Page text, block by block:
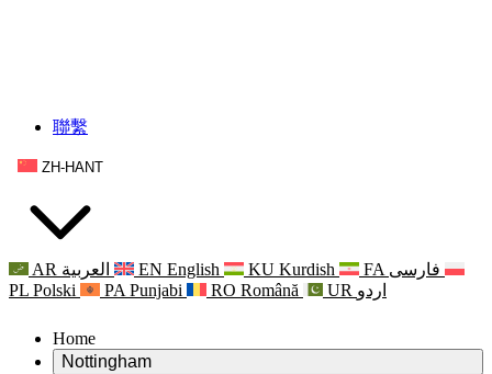
聯繫
ZH-HANT
AR العربية EN English KU Kurdish FA فارسی
PL Polski PA Punjabi RO Română UR اردو
Home
Nottingham